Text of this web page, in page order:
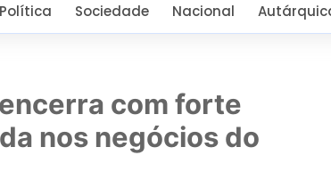
Política Sociedade Nacional
com forte
nos negócios do